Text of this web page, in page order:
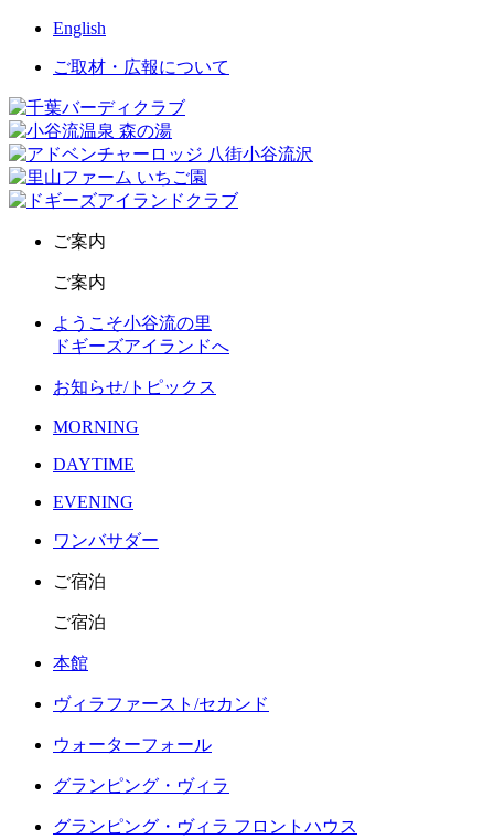
English
ご取材・広報について
ご案内
ご案内
ようこそ小谷流の里
ドギーズアイランドへ
お知らせ/トピックス
MORNING
DAYTIME
EVENING
ワンバサダー
ご宿泊
ご宿泊
本館
ヴィラファースト/セカンド
ウォーターフォール
グランピング・ヴィラ
グランピング・ヴィラ フロントハウス